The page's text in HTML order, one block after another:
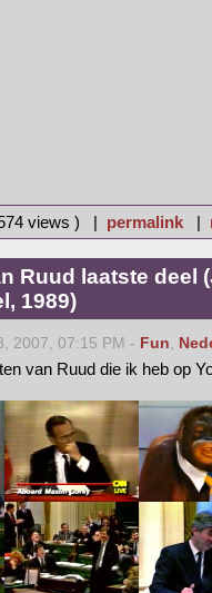
views ) | permalink |
Ruud laatste deel
1989)
2007, 07:15 PM - Fun,
van Ruud die ik heb op